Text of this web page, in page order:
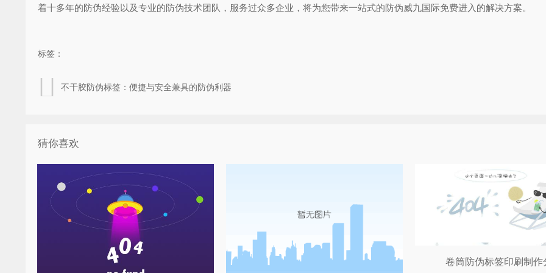
着十多年的防伪经验以及专业的防伪技术团队，服务过众多企业，将为您带来一站式的防伪威九国际免费进入的解决方案。
标签：
不干胶防伪标签：便捷与安全兼具的防伪利器
猜你喜欢
卷筒防伪标签印刷制作